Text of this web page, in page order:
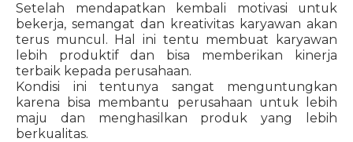
Setelah mendapatkan kembali motivasi untuk
bekerja, semangat dan kreativitas karyawan akan
terus muncul. Hal ini tentu membuat karyawan
lebih produktif dan bisa memberikan kinerja
terbaik kepada perusahaan.
Kondisi ini tentunya sangat menguntungkan
karena bisa membantu perusahaan untuk lebih
maju dan menghasilkan produk yang lebih
berkualitas.